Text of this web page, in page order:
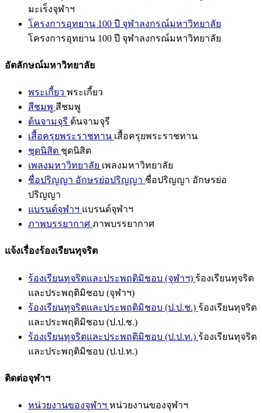
มะเร็งจุฬาฯ
โครงการอุทยาน 100 ปี จุฬาลงกรณ์มหาวิทยาลัย
โครงการอุทยาน 100 ปี จุฬาลงกรณ์มหาวิทยาลัย
อัตลักษณ์มหาวิทยาลัย
พระเกี้ยว พระเกี้ยว
สีชมพู สีชมพู
ต้นจามจุรี ต้นจามจุรี
เสื้อครุยพระราชทาน เสื้อครุยพระราชทาน
ชุดนิสิต ชุดนิสิต
เพลงมหาวิทยาลัย เพลงมหาวิทยาลัย
ชื่อปริญญา อักษรย่อปริญญา ชื่อปริญญา อักษรย่อ
ปริญญา
แบรนด์จุฬาฯ แบรนด์จุฬาฯ
ภาพบรรยากาศ ภาพบรรยากาศ
แจ้งเรื่องร้องเรียนทุจริต
ร้องเรียนทุจริตและประพฤติมิชอบ (จุฬาฯ) ร้องเรียนทุจริต
และประพฤติมิชอบ (จุฬาฯ)
ร้องเรียนทุจริตและประพฤติมิชอบ (ป.ป.ช.) ร้องเรียนทุจริต
และประพฤติมิชอบ (ป.ป.ช.)
ร้องเรียนทุจริตและประพฤติมิชอบ (ป.ป.ท.) ร้องเรียนทุจริต
และประพฤติมิชอบ (ป.ป.ท.)
ติดต่อจุฬาฯ
หน่วยงานของจุฬาฯ หน่วยงานของจุฬาฯ